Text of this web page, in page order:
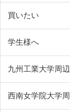
買いたい
学生様へ
九州工業大学周
西南女学院大学